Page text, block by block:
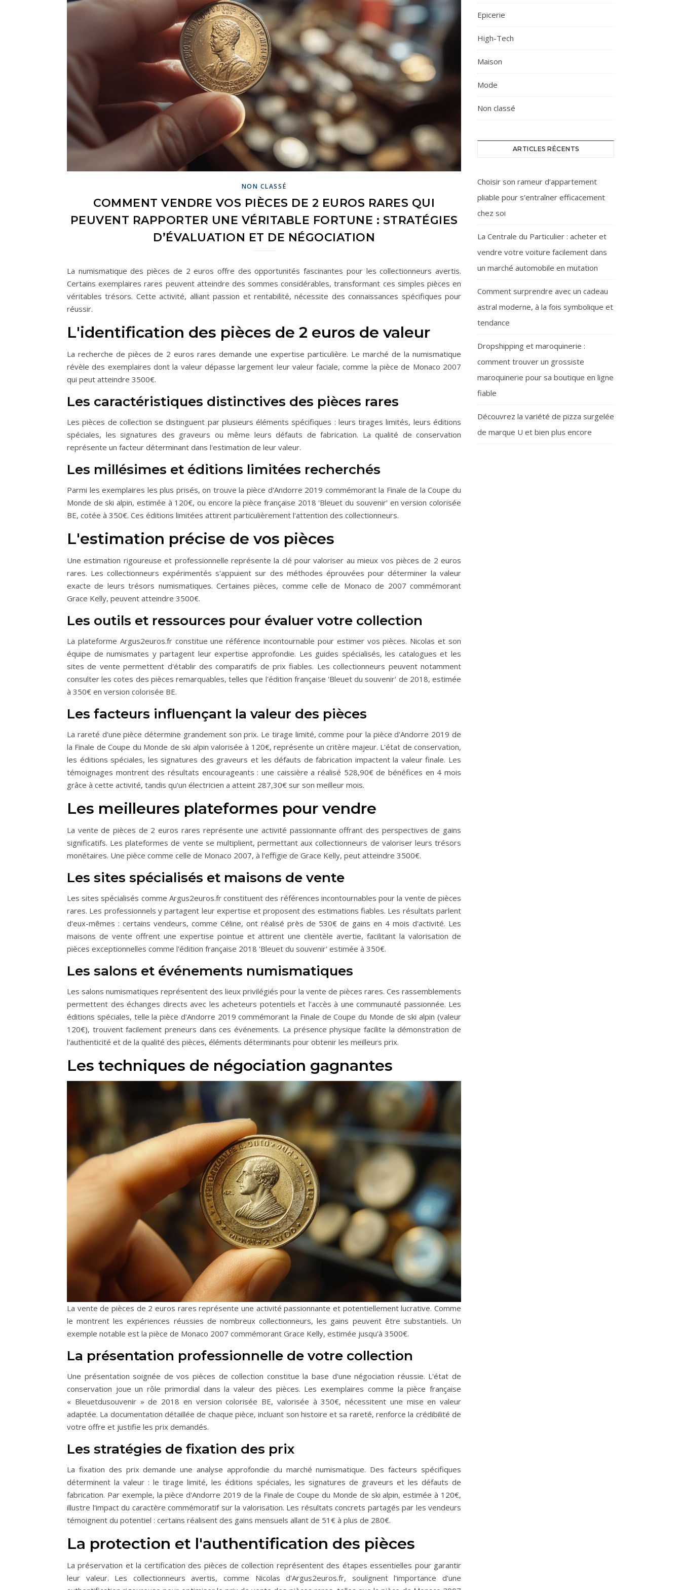
NON CLASSÉ
COMMENT VENDRE VOS PIÈCES DE 2 EUROS RARES QUI
PEUVENT RAPPORTER UNE VÉRITABLE FORTUNE : STRATÉGIES
D’ÉVALUATION ET DE NÉGOCIATION
La numismatique des pièces de 2 euros offre des opportunités fascinantes pour les collectionneurs avertis.
Certains exemplaires rares peuvent atteindre des sommes considérables, transformant ces simples pièces en
véritables trésors. Cette activité, alliant passion et rentabilité, nécessite des connaissances spécifiques pour
réussir.
L'identification des pièces de 2 euros de valeur
La recherche de pièces de 2 euros rares demande une expertise particulière. Le marché de la numismatique
révèle des exemplaires dont la valeur dépasse largement leur valeur faciale, comme la pièce de Monaco 2007
qui peut atteindre 3500€.
Les caractéristiques distinctives des pièces rares
Les pièces de collection se distinguent par plusieurs éléments spécifiques : leurs tirages limités, leurs éditions
spéciales, les signatures des graveurs ou même leurs défauts de fabrication. La qualité de conservation
représente un facteur déterminant dans l'estimation de leur valeur.
Les millésimes et éditions limitées recherchés
Parmi les exemplaires les plus prisés, on trouve la pièce d'Andorre 2019 commémorant la Finale de la Coupe du
Monde de ski alpin, estimée à 120€, ou encore la pièce française 2018 'Bleuet du souvenir' en version colorisée
BE, cotée à 350€. Ces éditions limitées attirent particulièrement l'attention des collectionneurs.
L'estimation précise de vos pièces
Une estimation rigoureuse et professionnelle représente la clé pour valoriser au mieux vos pièces de 2 euros
rares. Les collectionneurs expérimentés s'appuient sur des méthodes éprouvées pour déterminer la valeur
exacte de leurs trésors numismatiques. Certaines pièces, comme celle de Monaco de 2007 commémorant
Grace Kelly, peuvent atteindre 3500€.
Les outils et ressources pour évaluer votre collection
La plateforme Argus2euros.fr constitue une référence incontournable pour estimer vos pièces. Nicolas et son
équipe de numismates y partagent leur expertise approfondie. Les guides spécialisés, les catalogues et les
sites de vente permettent d'établir des comparatifs de prix fiables. Les collectionneurs peuvent notamment
consulter les cotes des pièces remarquables, telles que l'édition française 'Bleuet du souvenir' de 2018, estimée
à 350€ en version colorisée BE.
Les facteurs influençant la valeur des pièces
La rareté d'une pièce détermine grandement son prix. Le tirage limité, comme pour la pièce d'Andorre 2019 de
la Finale de Coupe du Monde de ski alpin valorisée à 120€, représente un critère majeur. L'état de conservation,
les éditions spéciales, les signatures des graveurs et les défauts de fabrication impactent la valeur finale. Les
témoignages montrent des résultats encourageants : une caissière a réalisé 528,90€ de bénéfices en 4 mois
grâce à cette activité, tandis qu'un électricien a atteint 287,30€ sur son meilleur mois.
Les meilleures plateformes pour vendre
La vente de pièces de 2 euros rares représente une activité passionnante offrant des perspectives de gains
significatifs. Les plateformes de vente se multiplient, permettant aux collectionneurs de valoriser leurs trésors
monétaires. Une pièce comme celle de Monaco 2007, à l'effigie de Grace Kelly, peut atteindre 3500€.
Les sites spécialisés et maisons de vente
Les sites spécialisés comme Argus2euros.fr constituent des références incontournables pour la vente de pièces
rares. Les professionnels y partagent leur expertise et proposent des estimations fiables. Les résultats parlent
d'eux-mêmes : certains vendeurs, comme Céline, ont réalisé près de 530€ de gains en 4 mois d'activité. Les
maisons de vente offrent une expertise pointue et attirent une clientèle avertie, facilitant la valorisation de
pièces exceptionnelles comme l'édition française 2018 'Bleuet du souvenir' estimée à 350€.
Les salons et événements numismatiques
Les salons numismatiques représentent des lieux privilégiés pour la vente de pièces rares. Ces rassemblements
permettent des échanges directs avec les acheteurs potentiels et l'accès à une communauté passionnée. Les
éditions spéciales, telle la pièce d'Andorre 2019 commémorant la Finale de Coupe du Monde de ski alpin (valeur
120€), trouvent facilement preneurs dans ces événements. La présence physique facilite la démonstration de
l'authenticité et de la qualité des pièces, éléments déterminants pour obtenir les meilleurs prix.
Les techniques de négociation gagnantes
La vente de pièces de 2 euros rares représente une activité passionnante et potentiellement lucrative. Comme
le montrent les expériences réussies de nombreux collectionneurs, les gains peuvent être substantiels. Un
exemple notable est la pièce de Monaco 2007 commémorant Grace Kelly, estimée jusqu'à 3500€.
La présentation professionnelle de votre collection
Une présentation soignée de vos pièces de collection constitue la base d'une négociation réussie. L'état de
conservation joue un rôle primordial dans la valeur des pièces. Les exemplaires comme la pièce française
« Bleuetdusouvenir » de 2018 en version colorisée BE, valorisée à 350€, nécessitent une mise en valeur
adaptée. La documentation détaillée de chaque pièce, incluant son histoire et sa rareté, renforce la crédibilité de
votre offre et justifie les prix demandés.
Les stratégies de fixation des prix
La fixation des prix demande une analyse approfondie du marché numismatique. Des facteurs spécifiques
déterminent la valeur : le tirage limité, les éditions spéciales, les signatures de graveurs et les défauts de
fabrication. Par exemple, la pièce d'Andorre 2019 de la Finale de Coupe du Monde de ski alpin, estimée à 120€,
illustre l'impact du caractère commémoratif sur la valorisation. Les résultats concrets partagés par les vendeurs
témoignent du potentiel : certains réalisent des gains mensuels allant de 51€ à plus de 280€.
La protection et l'authentification des pièces
La préservation et la certification des pièces de collection représentent des étapes essentielles pour garantir
leur valeur. Les collectionneurs avertis, comme Nicolas d'Argus2euros.fr, soulignent l'importance d'une
Epicerie
High-Tech
Maison
Mode
Non classé
ARTICLES RÉCENTS
Choisir son rameur d’appartement
pliable pour s’entraîner efficacement
chez soi
La Centrale du Particulier : acheter et
vendre votre voiture facilement dans
un marché automobile en mutation
Comment surprendre avec un cadeau
astral moderne, à la fois symbolique et
tendance
Dropshipping et maroquinerie :
comment trouver un grossiste
maroquinerie pour sa boutique en ligne
fiable
Découvrez la variété de pizza surgelée
de marque U et bien plus encore